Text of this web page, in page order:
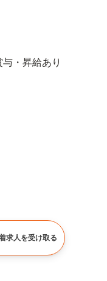
・昇給あり
求人を受け取る